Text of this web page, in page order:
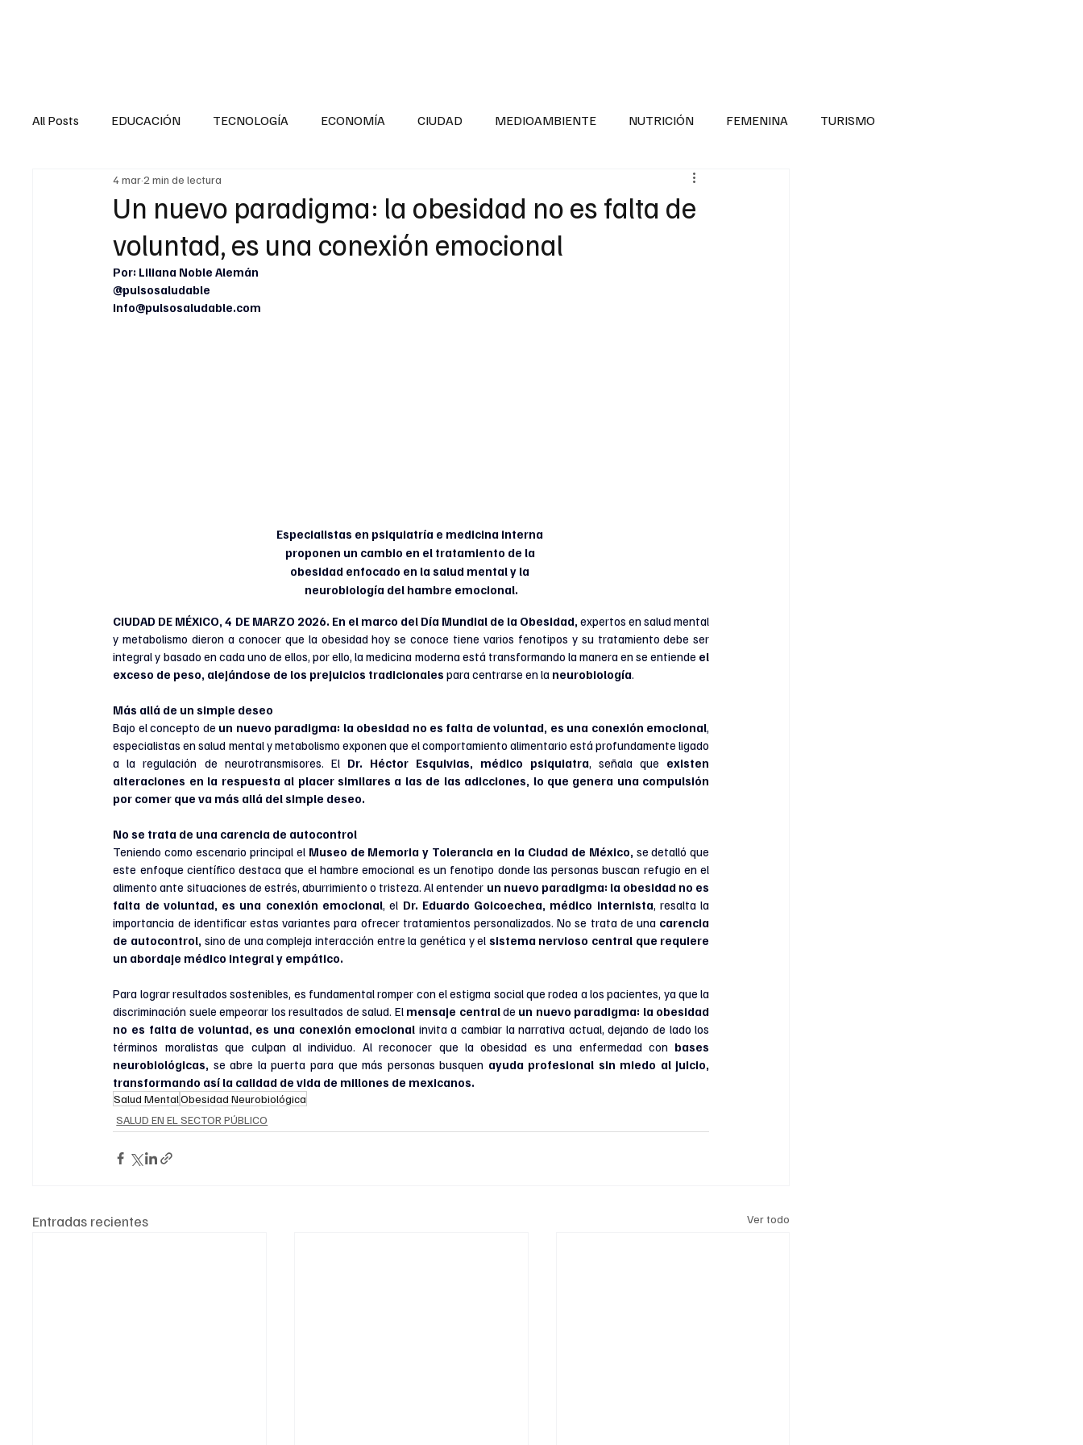
All Posts EDUCACIÓN TECNOLOGÍA ECONOMÍA CIUDAD MEDIOAMBIENTE NUTRICIÓN FEMENINA TURISMO
SALUD EN EL SECTOR PÚBLICO SALUD INFANTIL
MENTAL LA ENTREVISTA ANIMAL FITNESS ADOLESCENTES RESPONSABILIDAD SOCIAL
INTERNACIONAL GENERAL INTERNACIONAL SALUD
Un nuevo paradigma: la obesidad no es falta de
voluntad, es una conexión emocional
4 mar2 min de lectura
Por: Liliana Noble Alemán
@pulsosaludable
info@pulsosaludable.com
Especialistas en psiquiatría e medicina interna
proponen un cambio en el tratamiento de la
obesidad enfocado en la salud mental y la
neurobiología del hambre emocional.
CIUDAD DE MÉXICO, 4 DE MARZO 2026. En el marco del Día Mundial de la Obesidad, expertos en salud mental
y metabolismo dieron a conocer que la obesidad hoy se conoce tiene varios fenotipos y su tratamiento debe ser
integral y basado en cada uno de ellos, por ello, la medicina moderna está transformando la manera en se entiende el
exceso de peso, alejándose de los prejuicios tradicionales para centrarse en la neurobiología.
Más allá de un simple deseo
Bajo el concepto de un nuevo paradigma: la obesidad no es falta de voluntad, es una conexión emocional,
especialistas en salud mental y metabolismo exponen que el comportamiento alimentario está profundamente ligado
a la regulación de neurotransmisores. El Dr. Héctor Esquivias, médico psiquiatra, señala que existen
alteraciones en la respuesta al placer similares a las de las adicciones, lo que genera una compulsión
por comer que va más allá del simple deseo.
No se trata de una carencia de autocontrol
Teniendo como escenario principal el Museo de Memoria y Tolerancia en la Ciudad de México, se detalló que
este enfoque científico destaca que el hambre emocional es un fenotipo donde las personas buscan refugio en el
alimento ante situaciones de estrés, aburrimiento o tristeza. Al entender un nuevo paradigma: la obesidad no es
falta de voluntad, es una conexión emocional, el Dr. Eduardo Goicoechea, médico internista, resalta la
importancia de identificar estas variantes para ofrecer tratamientos personalizados. No se trata de una carencia
de autocontrol, sino de una compleja interacción entre la genética y el sistema nervioso central que requiere
un abordaje médico integral y empático.
Para lograr resultados sostenibles, es fundamental romper con el estigma social que rodea a los pacientes, ya que la
discriminación suele empeorar los resultados de salud. El mensaje central de un nuevo paradigma: la obesidad
no es falta de voluntad, es una conexión emocional invita a cambiar la narrativa actual, dejando de lado los
términos moralistas que culpan al individuo. Al reconocer que la obesidad es una enfermedad con bases
neurobiológicas, se abre la puerta para que más personas busquen ayuda profesional sin miedo al juicio,
transformando así la calidad de vida de millones de mexicanos.
Salud MentalObesidad Neurobiológica
SALUD EN EL SECTOR PÚBLICO
Entradas recientes Ver todo